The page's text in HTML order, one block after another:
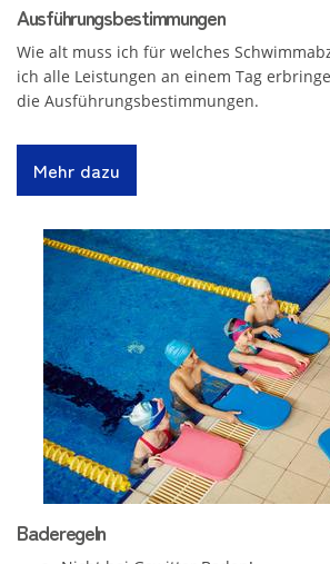
Ausführungsbestimmungen
Wie alt muss ich für welches
ich alle Leistungen an einem Tag
die Ausführungsbestimmungen.
Mehr dazu
Baderegeln